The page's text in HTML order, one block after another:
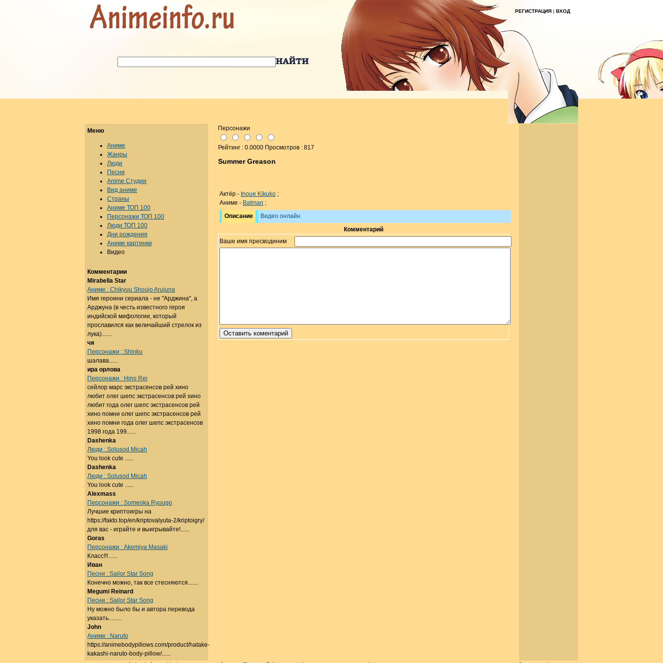
РЕГИСТРАЦИЯ | ВХОД
Персонажи
Рейтинг : 0.0000 Просмотров : 817
Summer Greason
Актёр - Inoue Kikuko ;
Аниме - Batman ;
Описание
Видео онлайн
Комментарий
Ваше имя пресводиним
Меню
Аниме
Жанры
Люди
Песни
Anime Студии
Вид аниме
Страны
Аниме ТОП 100
Персонажи ТОП 100
Люди ТОП 100
Дни рождения
Аниме картинки
Видео
Комментарии
Mirabella Star
Аниме : Chikyuu Shoujo Arujuna
Имя героини сериала - не "Арджина", а
Арджуна (в честь известного героя
индийской мифологии, который
прославился как величайший стрелок из
лука).......
чя
Персонажи : Shinku
шалава......
ира орлова
Персонажи : Hino Rei
сейлор марс экстрасенсов рей хино
любит олег шепс экстрасенсов рей хино
любит года олег шепс экстрасенсов рей
хино помни олег шепс экстрасенсов рей
хино помни года олег шепс экстрасенсов
1998 года 199......
Dashenka
Люди : Solusod Micah
You look cute ......
Dashenka
Люди : Solusod Micah
You look cute ......
Alexmass
Персонажи : Someoka Ryuugo
Лучшие криптоигры на
https://fakto.top/en/kriptovalyuta-2/kriptoigry/
для вас - играйте и выигрывайте!......
Goras
Персонажи : Akemiya Masaki
Класс!!!......
Иван
Песни : Sailor Star Song
Конечно можно, так все стесняются.......
Megumi Reinard
Песни : Sailor Star Song
Ну можно было бы и автора перевода
указать.........
John
Аниме : Naruto
https://animebodypillows.com/product/hatake-
kakashi-naruto-body-pillow/......